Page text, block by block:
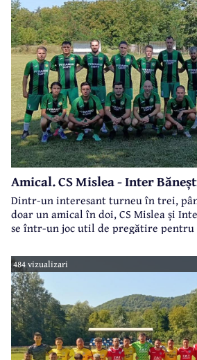
Amical. CS Mislea - Inter
Dintr-un interesant turneu în trei,
doar un amical în doi, CS Mislea și
se într-un joc util de pregătire pentru
484 vizualizari